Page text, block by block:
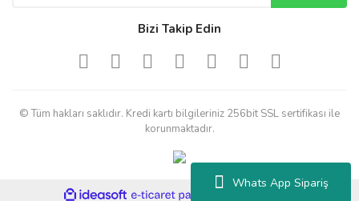
Whats App Sipariş
Bizi Takip Edin
© Tüm hakları saklıdır. Kredi kartı bilgileriniz 256bit SSL sertifikası ile
korunmaktadır.
ideasoft